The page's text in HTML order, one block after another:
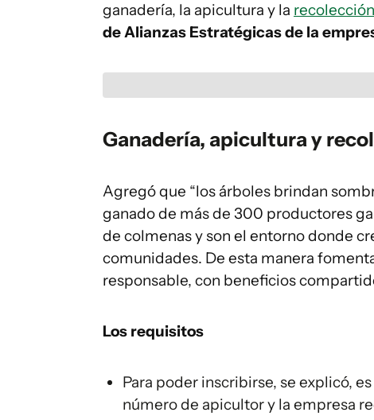
ganadería, la apicultura y la
de Alianzas Estratégicas de la
Ganadería, apicultura y
Agregó que “los árboles brindan
ganado de más de 300 productores
de colmenas y son el entorno donde
comunidades. De esta manera
responsable, con beneficios
Los requisitos
Para poder inscribirse, se explicó,
número de apicultor y la empresa